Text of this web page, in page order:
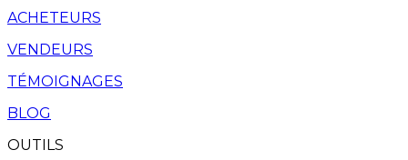
ACHETEURS
VENDEURS
TÉMOIGNAGES
BLOG
OUTILS